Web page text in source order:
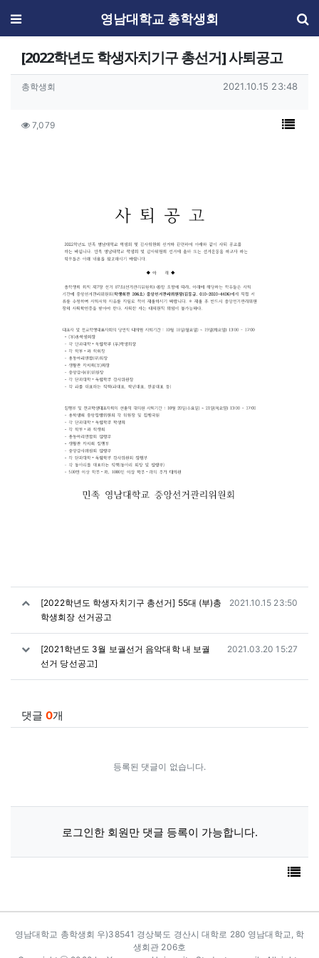
메뉴 영남대학교 총학생회
[2022학년도 학생자치기구 총선거] 사퇴공고
작성자 정보
작성자
총학생회 작성일
2021.10.15 23:48
컨텐츠 정보
조회7,079 목록
관련자료
[2022학년도 학생자치기구 총선거] 55대 (부)총
학생회장 선거공고
작성일
2021.10.15 23:50
[2021학년도 3월 보궐선거 음악대학 내 보궐
선거 당선공고]
작성일
2021.03.20 15:27
댓글 0개
등록된 댓글이 없습니다.
로그인한 회원만 댓글 등록이 가능합니다.
목
카피라이트
영남대학교 총학생회 우)38541 경상북도 경산시 대학로 280 영남대학교, 학
생회관 206호